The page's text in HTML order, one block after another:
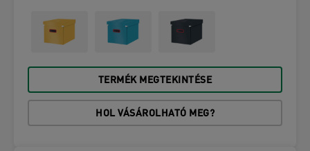
TERMÉK MEGTEKINTÉSE
HOL VÁSÁROLHATÓ MEG?